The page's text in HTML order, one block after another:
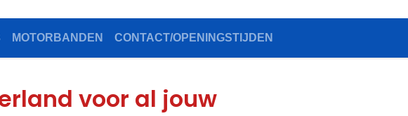
MOTORBANDEN CONTACT/OPENINGSTIJDEN
voor al jouw